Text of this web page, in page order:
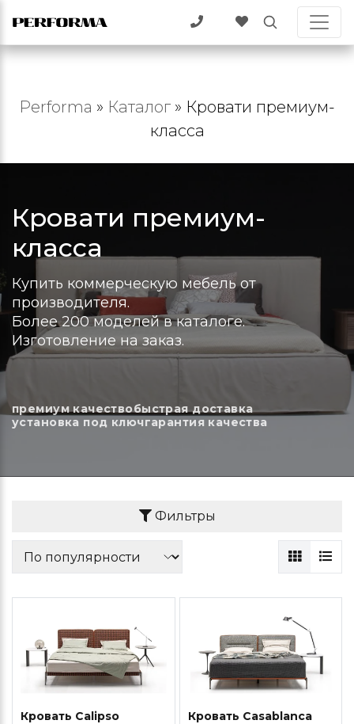
Performa » Каталог » Кровати премиум-
класса
Кровати премиум-
класса
Купить коммерческую мебель от
производителя.
Более 200 моделей в каталоге.
Изготовление на заказ.
премиум качествобыстрая доставка
установка под ключгарантия качества
Фильтры
Кровать Calipso Кровать Casablanca